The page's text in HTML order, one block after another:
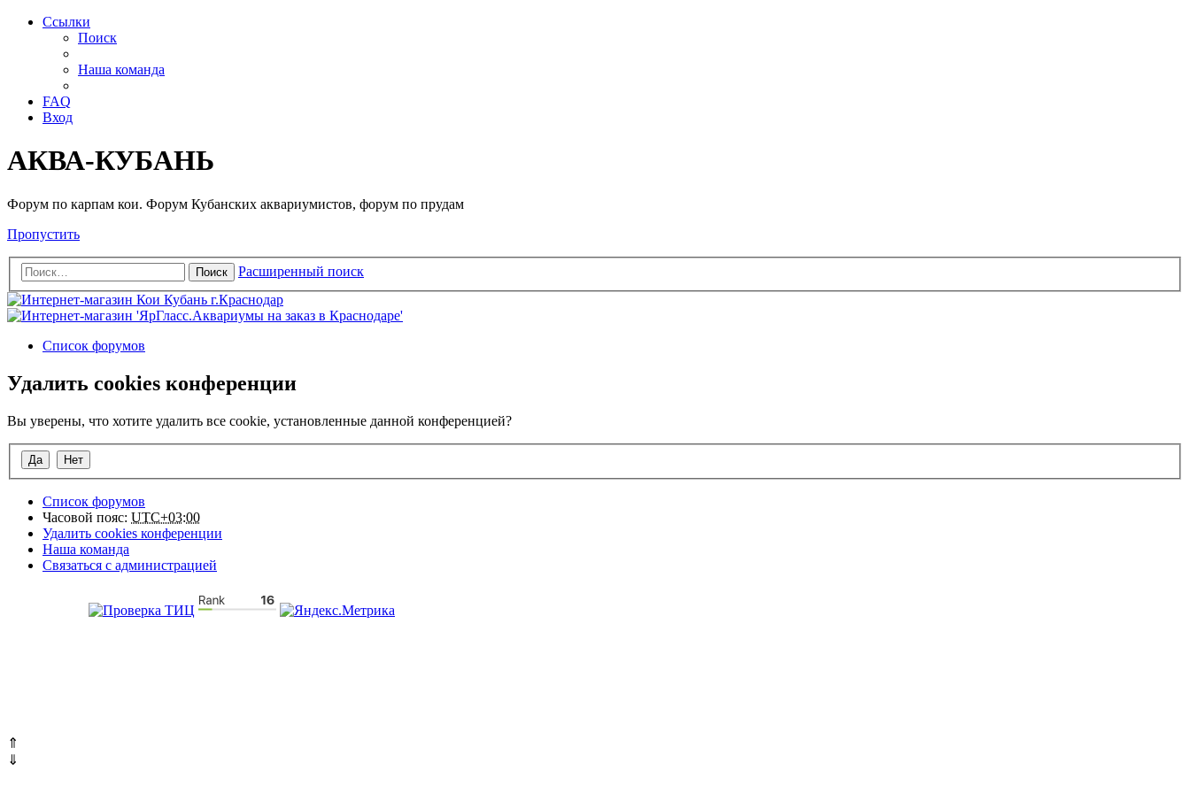
Ссылки
Поиск
Наша команда
FAQ
Вход
АКВА-КУБАНЬ
Форум по карпам кои. Форум Кубанских аквариумистов, форум по прудам
Пропустить
Поиск Расширенный поиск
Список форумов
Удалить cookies конференции
Вы уверены, что хотите удалить все cookie, установленные данной конференцией?
Список форумов
Часовой пояс: UTC+03:00
Удалить cookies конференции
Наша команда
Связаться с администрацией
⇑
⇓